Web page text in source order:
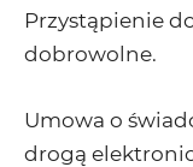
Przystąpienie
dobrowolne.
Umowa o
drogą